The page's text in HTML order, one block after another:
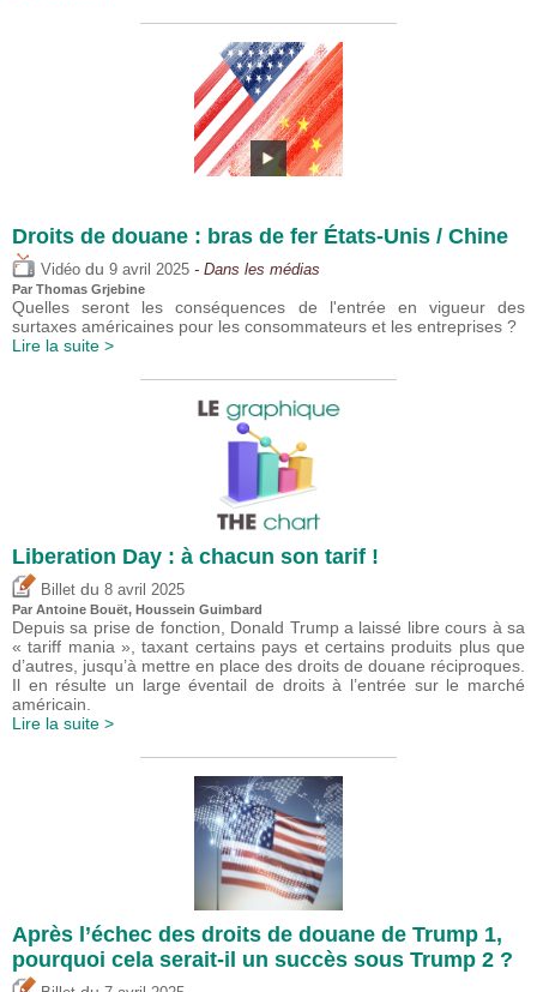
Droits de douane : bras de fer États-Unis / Chine
Vidéo du 9 avril 2025 - Dans les médias
Par Thomas Grjebine
Quelles seront les conséquences de l'entrée en vigueur des
surtaxes américaines pour les consommateurs et les entreprises ?
Lire la suite >
Liberation Day : à chacun son tarif !
Billet du 8 avril 2025
Par Antoine Bouët, Houssein Guimbard
Depuis sa prise de fonction, Donald Trump a laissé libre cours à sa
« tariff mania », taxant certains pays et certains produits plus que
d’autres, jusqu’à mettre en place des droits de douane réciproques.
Il en résulte un large éventail de droits à l’entrée sur le marché
américain.
Lire la suite >
Après l’échec des droits de douane de Trump 1,
pourquoi cela serait-il un succès sous Trump 2 ?